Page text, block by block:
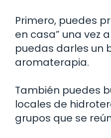
Primero, puedes
en casa” una vez
puedas darles un
aromaterapia.
También puedes
locales de
grupos que se